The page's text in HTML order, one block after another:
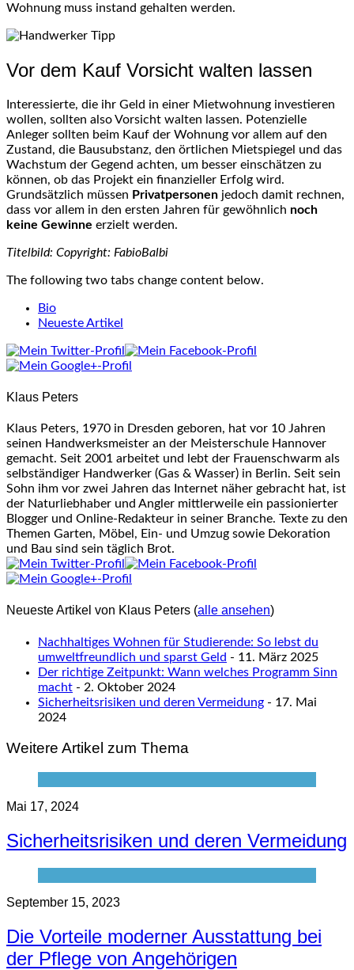
Wohnung muss instand gehalten werden.
Vor dem Kauf Vorsicht walten lassen
Interessierte, die ihr Geld in einer Mietwohnung investieren
wollen, sollten also Vorsicht walten lassen. Potenzielle
Anleger sollten beim Kauf der Wohnung vor allem auf den
Zustand, die Bausubstanz, den örtlichen Mietspiegel und das
Wachstum der Gegend achten, um besser einschätzen zu
können, ob das Projekt ein finanzieller Erfolg wird.
Grundsätzlich müssen Privatpersonen jedoch damit rechnen,
dass vor allem in den ersten Jahren für gewöhnlich noch
keine Gewinne erzielt werden.
Titelbild: Copyright: FabioBalbi
The following two tabs change content below.
Bio
Neueste Artikel
Klaus Peters
Klaus Peters, 1970 in Dresden geboren, hat vor 10 Jahren
seinen Handwerksmeister an der Meisterschule Hannover
gemacht. Seit 2001 arbeitet und lebt der Frauenschwarm als
selbständiger Handwerker (Gas & Wasser) in Berlin. Seit sein
Sohn ihm vor zwei Jahren das Internet näher gebracht hat, ist
der Naturliebhaber und Angler mittlerweile ein passionierter
Blogger und Online-Redakteur in seiner Branche. Texte zu den
Themen Garten, Möbel, Ein- und Umzug sowie Dekoration
und Bau sind sein täglich Brot.
Neueste Artikel von Klaus Peters (alle ansehen)
Nachhaltiges Wohnen für Studierende: So lebst du
umweltfreundlich und sparst Geld - 11. März 2025
Der richtige Zeitpunkt: Wann welches Programm Sinn
macht - 2. Oktober 2024
Sicherheitsrisiken und deren Vermeidung - 17. Mai
2024
Weitere Artikel zum Thema
Mai 17, 2024
Sicherheitsrisiken und deren Vermeidung
September 15, 2023
Die Vorteile moderner Ausstattung bei
der Pflege von Angehörigen